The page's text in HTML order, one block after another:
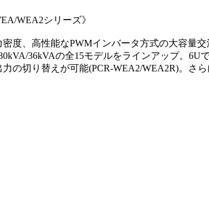
WEA2シリーズ》
密度、高性能なPWMインバータ方式の大容量
36kVAの全15モデルをラインアップ。
の切り替えが可能(PCR-WEA2/WEA2R)。さ